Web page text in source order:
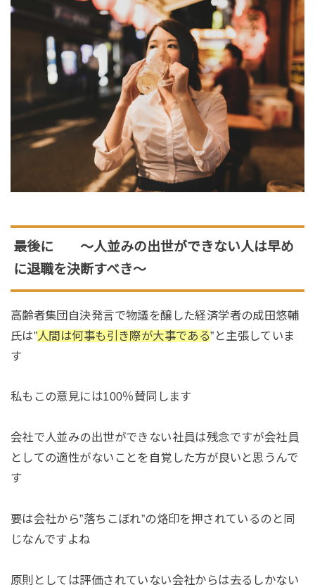
最後に 〜人並みの出世ができない人は早め
に退職を決断すべき〜
高齢者集団自決発言で物議を醸した経済学者の成田悠輔
氏は”人間は何事も引き際が大事である”と主張していま
す
私もこの意見には100％賛同します
会社で人並みの出世ができない社員は残念ですが会社員
としての適性がないことを自覚した方が良いと思うんで
す
要は会社から”落ちこぼれ”の烙印を押されているのと同
じなんですよね
原則としては評価されていない会社からは去るしかない